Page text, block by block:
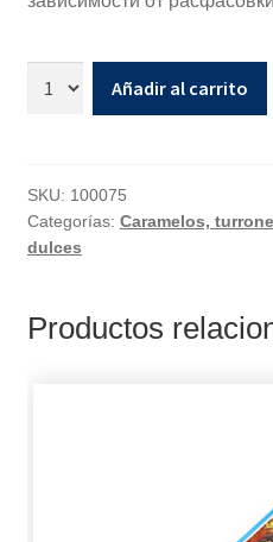
Añadir al carrito
SKU: 100075
Categorías: Caramelos,
dulces
Productos